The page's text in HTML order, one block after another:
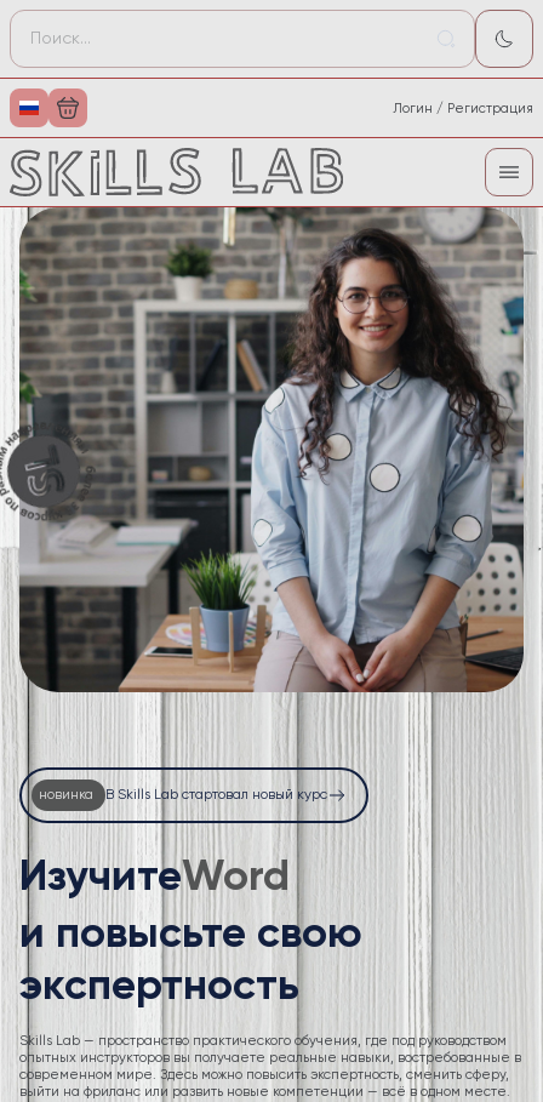
Логин / Регистрация
новинка В Skills Lab стартовал новый курс
ИзучитеExcel
и повысьте свою
экспертность
Skills Lab — пространство практического обучения, где под руководством
опытных инструкторов вы получаете реальные навыки, востребованные в
современном мире. Здесь можно повысить экспертность, сменить сферу,
выйти на фриланс или развить новые компетенции — всё в одном месте.